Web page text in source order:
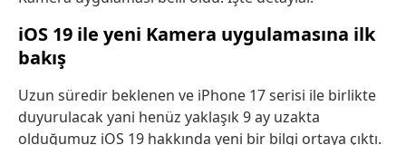
iOS 19 ile yeni Kamera uygulamasına ilk
bakış
Uzun süredir beklenen ve iPhone 17 serisi ile birlikte
duyurulacak yani henüz yaklaşık 9 ay uzakta
olduğumuz iOS 19 hakkında yeni bir bilgi ortaya çıktı.